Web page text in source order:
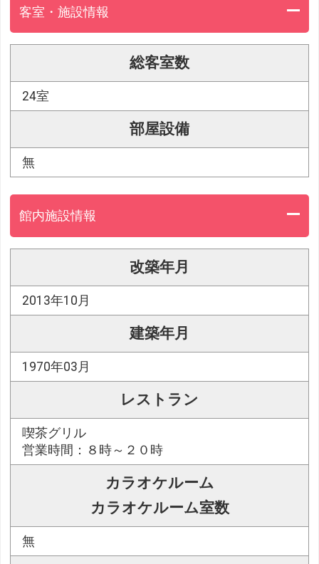
客室・施設情報
総客室数
24室
部屋設備
無
館内施設情報
改築年月
2013年10月
建築年月
1970年03月
レストラン
喫茶グリル
営業時間：８時～２０時
カラオケルーム
カラオケルーム室数
無